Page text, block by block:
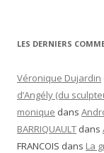
LES DERNIERS
Véronique Dujardin
d’Angély (du
monique dans
BARRIQUAULT dans
FRANCOIS dans La